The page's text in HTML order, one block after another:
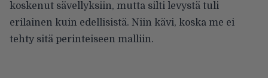
koskenut sävellyksiin, mutta silti levystä tuli
erilainen kuin edellisistä. Niin kävi, koska me ei
tehty sitä perinteiseen malliin.